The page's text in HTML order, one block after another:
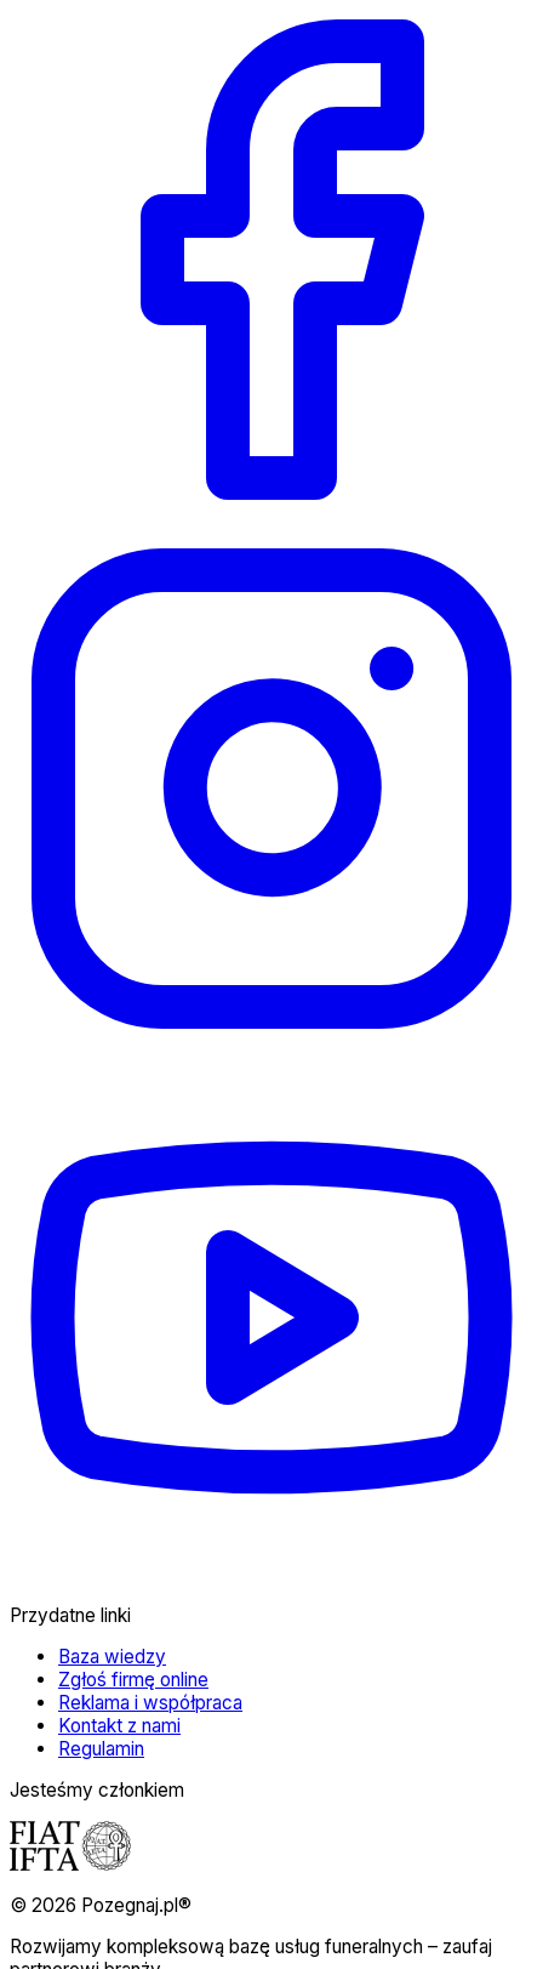
Przydatne linki
Baza wiedzy
Zgłoś firmę online
Reklama i współpraca
Kontakt z nami
Regulamin
Jesteśmy członkiem
© 2026 Pozegnaj.pl®
Rozwijamy kompleksową bazę usług funeralnych – zaufaj